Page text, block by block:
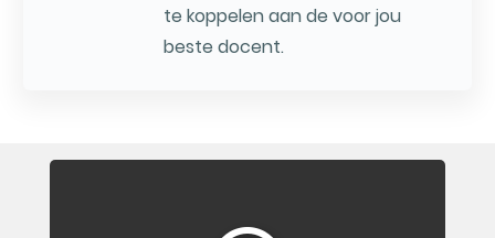
te koppelen aan de voor jou
beste docent.